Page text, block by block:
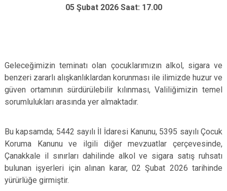
05 Şubat 2026 Saat: 17.00
Geleceğimizin teminatı olan çocuklarımızın alkol, sigara ve
benzeri zararlı alışkanlıklardan korunması ile ilimizde huzur ve
güven ortamının sürdürülebilir kılınması, Valiliğimizin temel
sorumlulukları arasında yer almaktadır.
Bu kapsamda; 5442 sayılı İl İdaresi Kanunu, 5395 sayılı Çocuk
Koruma Kanunu ve ilgili diğer mevzuatlar çerçevesinde,
Çanakkale il sınırları dahilinde alkol ve sigara satış ruhsatı
bulunan işyerleri için alınan karar, 02 Şubat 2026 tarihinde
yürürlüğe girmiştir.